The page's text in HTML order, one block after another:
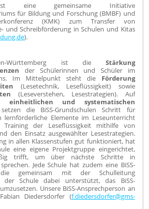
ist eine gemeinsame Initiative
für Bildung und Forschung (BMBF) und
(KMK) zum Transfer von
und Schreibförderung in Schulen und Kitas
).
Württemberg ist die Stärkung
der Schülerinnen und Schüler im
Im Mittelpunkt steht die Förderung
(Lesetechnik, Leseflüssigkeit) sowie
(Leseverstehen, Lesestrategien). Auf
einheitlichen und systematischen
setzen die BiSS-Grundschulen Schritt für
lernförderliche Elemente im Leseunterricht
der Leseflüssigkeit mithilfe von
den Einsatz ausgewählter Lesestrategien.
in allen Klassenstufen gut funktioniert, hat
eine eigene Projektgruppe eingerichtet,
trifft, um über nächste Schritte in
Jede Schule hat zudem eine BiSS-
die gemeinsam mit der Schulleitung
Schule dabei unterstützt, das BiSS-
Unsere BiSS-Ansprechperson an
Diedersdorfer (f.diedersdorfer@gms-